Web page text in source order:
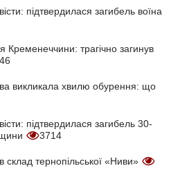
підтвердилася загибель воїна
Кременеччини: трагічно загинув
викликала хвилю обурення: що
підтвердилася загибель 30-
3714
склад тернопільської «Ниви»